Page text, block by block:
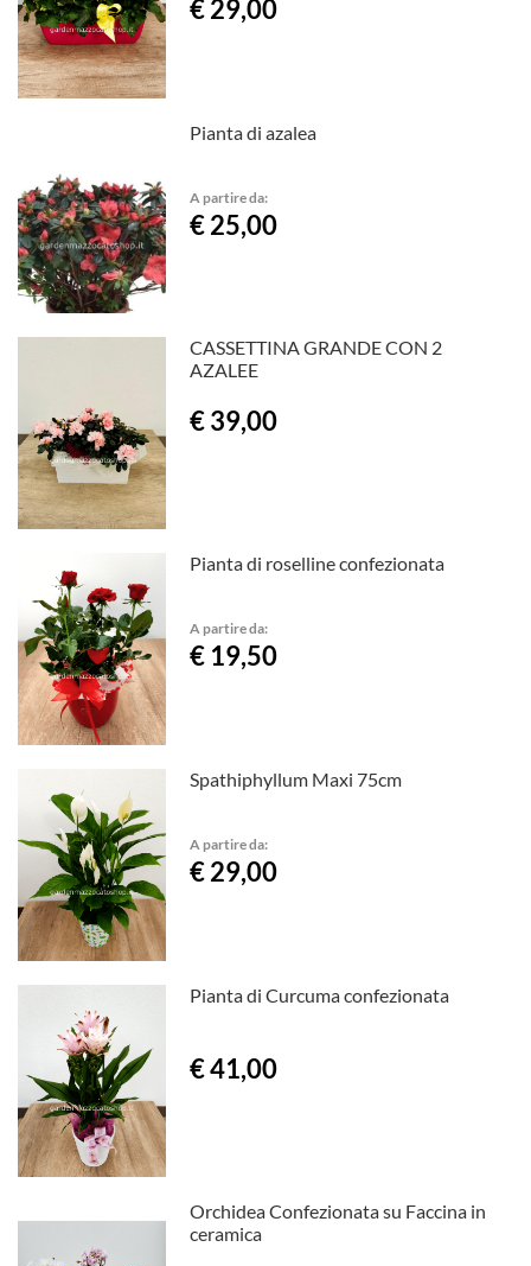
€ 29,00
Pianta di azalea
A partire da:
€ 25,00
CASSETTINA GRANDE CON 2
AZALEE
€ 39,00
Pianta di roselline confezionata
A partire da:
€ 19,50
Spathiphyllum Maxi 75cm
A partire da:
€ 29,00
Pianta di Curcuma confezionata
€ 41,00
Orchidea Confezionata su Faccina in
ceramica